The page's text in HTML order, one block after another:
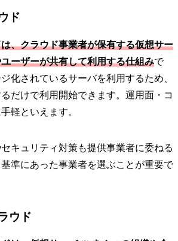
ド
、クラウド事業者が保有する仮想サー
ーザーが共有して利用する仕組みで
化されているサーバを利用するため、
だけで利用開始できます。運用面・コ
軽といえます。
キュリティ対策も提供事業者に委ねる
準にあった事業者を選ぶことが重要で
ウド